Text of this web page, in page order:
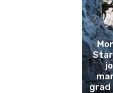
grad